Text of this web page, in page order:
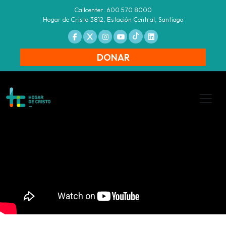
Callcenter: 600 570 8000
Hogar de Cristo 3812, Estación Central, Santiago
DONAR